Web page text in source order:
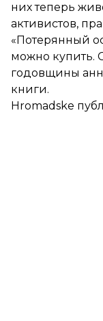
них теперь
активистов,
«Потерянный
можно купить.
годовщины
книги.
Hromadske